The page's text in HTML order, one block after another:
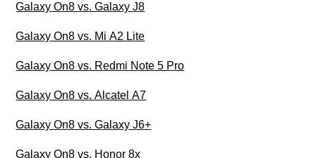
Galaxy On8 vs. Galaxy J8
Galaxy On8 vs. Mi A2 Lite
Galaxy On8 vs. Redmi Note 5 Pro
Galaxy On8 vs. Alcatel A7
Galaxy On8 vs. Galaxy J6+
Galaxy On8 vs. Honor 8x